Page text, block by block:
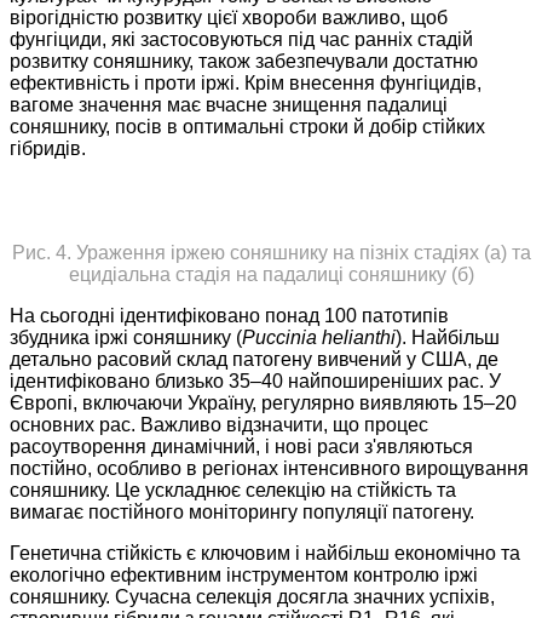
вірогідністю розвитку цієї хвороби важливо, щоб
фунгіциди, які застосовуються під час ранніх стадій
розвитку соняшнику, також забезпечували достатню
ефективність і проти іржі. Крім внесення фунгіцидів,
вагоме значення має вчасне знищення падалиці
соняшнику, посів в оптимальні строки й добір стійких
гібридів.
Рис. 4. Ураження іржею соняшнику на пізніх стадіях (а) та
ецидіальна стадія на падалиці соняшнику (б)
На сьогодні ідентифіковано понад 100 патотипів
збудника іржі соняшнику (Puccinia helianthi). Найбільш
детально расовий склад патогену вивчений у США, де
ідентифіковано близько 35–40 найпоширеніших рас. У
Європі, включаючи Україну, регулярно виявляють 15–20
основних рас. Важливо відзначити, що процес
расоутворення динамічний, і нові раси з'являються
постійно, особливо в регіонах інтенсивного вирощування
соняшнику. Це ускладнює селекцію на стійкість та
вимагає постійного моніторингу популяції патогену.
Генетична стійкість є ключовим і найбільш економічно та
екологічно ефективним інструментом контролю іржі
соняшнику. Сучасна селекція досягла значних успіхів,